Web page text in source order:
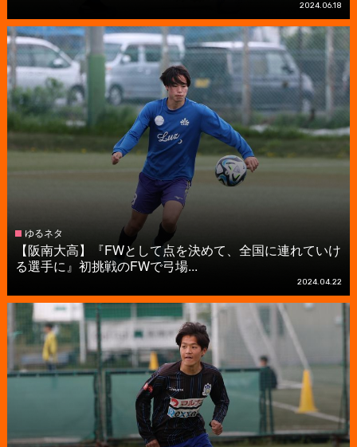
2024.06.18
ゆるネタ
【阪南大高】『FWとして点を決めて、全国に連れていけ
る選手に』初挑戦のFWで弓場...
2024.04.22